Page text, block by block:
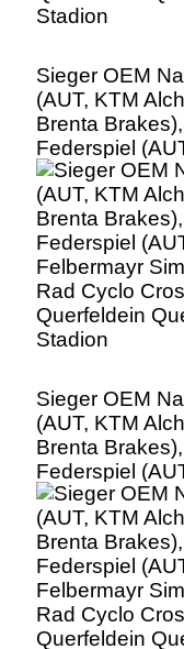
Sieger OEM
(AUT, KTM
Brenta
Federspiel
Felbermayr
Rad Cyclo
Querfeldein
Stadion
Sieger OEM
(AUT, KTM
Brenta
Federspiel
Felbermayr
Rad Cyclo
Querfeldein
Stadion